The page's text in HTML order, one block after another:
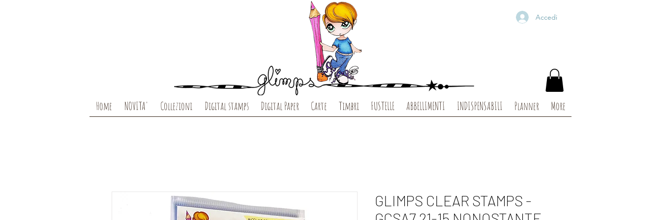
Accedi
Home NOVITA' Collezioni Digital stamps Digital Paper Carte Timbri FUSTELLE ABBELLIMENTI INDISPENSABILI Planner More
GLIMPS CLEAR STAMPS -